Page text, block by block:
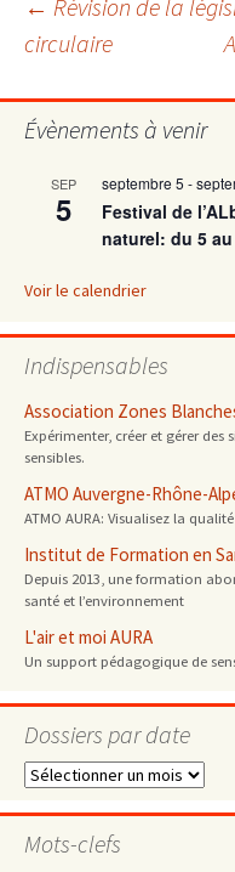
des
articles
← Révision de la
circulaire
Évènements à venir
SEP
5
septembre 5 -
Festival de
naturel: du 5
Voir le calendrier
Indispensables
Association Zones
Expérimenter, créer et gérer
sensibles.
ATMO Auvergne-Rhône-
ATMO AURA: Visualisez la
Institut de Formation en
Depuis 2013, une formation
santé et l’environnement
L'air et moi AURA
Un support pédagogique de
Dossiers par date
Dossiers
date
Mots-clefs